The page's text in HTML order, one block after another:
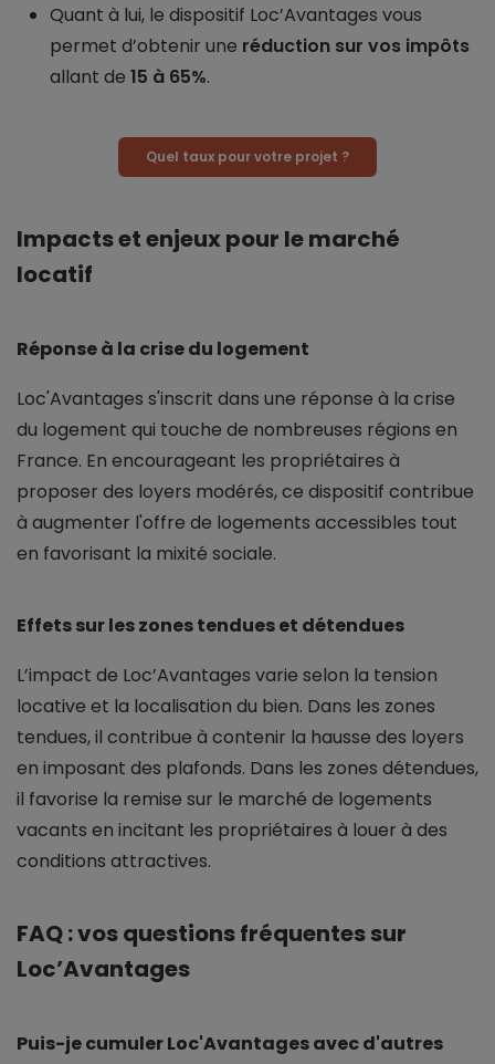
Quant à lui, le dispositif Loc’Avantages vous
permet d’obtenir une réduction sur vos impôts
allant de 15 à 65%.
Quel taux pour votre projet ?
Impacts et enjeux pour le marché
locatif
Réponse à la crise du logement
Loc'Avantages s'inscrit dans une réponse à la crise
du logement qui touche de nombreuses régions en
France. En encourageant les propriétaires à
proposer des loyers modérés, ce dispositif contribue
à augmenter l'offre de logements accessibles tout
en favorisant la mixité sociale.
Effets sur les zones tendues et détendues
L’impact de Loc’Avantages varie selon la tension
locative et la localisation du bien. Dans les zones
tendues, il contribue à contenir la hausse des loyers
en imposant des plafonds. Dans les zones détendues,
il favorise la remise sur le marché de logements
vacants en incitant les propriétaires à louer à des
conditions attractives.
FAQ : vos questions fréquentes sur
Loc’Avantages
Puis-je cumuler Loc'Avantages avec d'autres